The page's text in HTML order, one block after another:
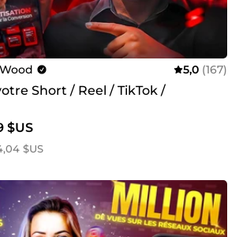
5,0 (167)
Short / Reel / TikTok /
$US
$US